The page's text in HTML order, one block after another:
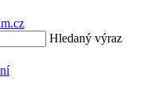
Hledaný výraz